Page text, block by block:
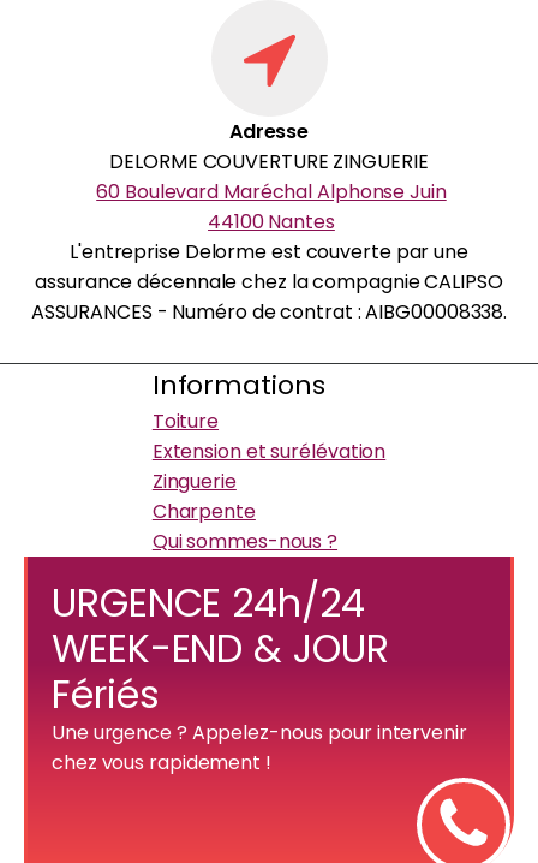
Adresse
DELORME COUVERTURE ZINGUERIE
60 Boulevard Maréchal Alphonse Juin
44100 Nantes
L'entreprise Delorme est couverte par une
assurance décennale chez la compagnie CALIPSO
ASSURANCES - Numéro de contrat : AIBG00008338.
Informations
Toiture
Extension et surélévation
Zinguerie
Charpente
Qui sommes-nous ?
URGENCE 24h/24
WEEK-END & JOUR
Fériés
Une urgence ? Appelez-nous pour intervenir
chez vous rapidement !